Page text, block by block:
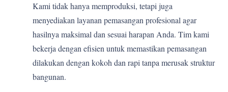
Kami tidak hanya memproduksi, tetapi juga
menyediakan layanan pemasangan profesional agar
hasilnya maksimal dan sesuai harapan Anda. Tim kami
bekerja dengan efisien untuk memastikan pemasangan
dilakukan dengan kokoh dan rapi tanpa merusak struktur
bangunan.